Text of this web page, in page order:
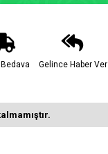
Gelince Haber Ver